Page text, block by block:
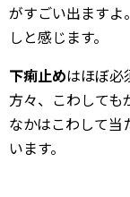
がすごい出ますよ
しと感じます。
下痢止めはほぼ必
方々、こわしても
なかはこわして
います。